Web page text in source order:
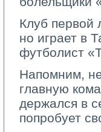
Клуб первой
но играет в
футболист
Напомним,
главную
держался в
попробует